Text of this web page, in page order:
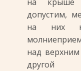
допустим,
на них
над
другой